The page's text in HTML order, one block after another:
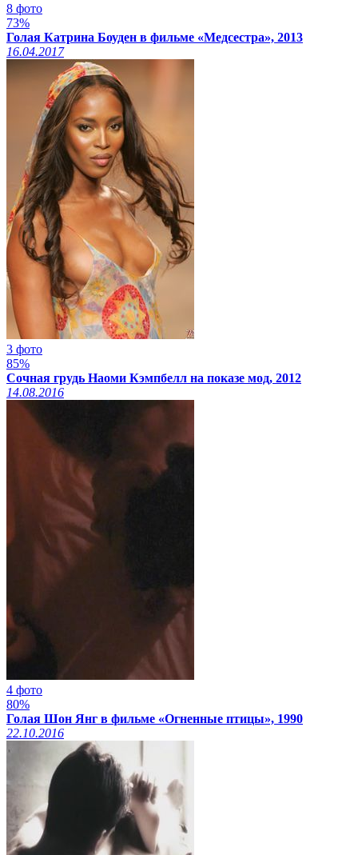
8 фото
73%
Голая Катрина Боуден в фильме «Медсестра», 2013
16.04.2017
3 фото
85%
Сочная грудь Наоми Кэмпбелл на показе мод, 2012
14.08.2016
4 фото
80%
Голая Шон Янг в фильме «Огненные птицы», 1990
22.10.2016